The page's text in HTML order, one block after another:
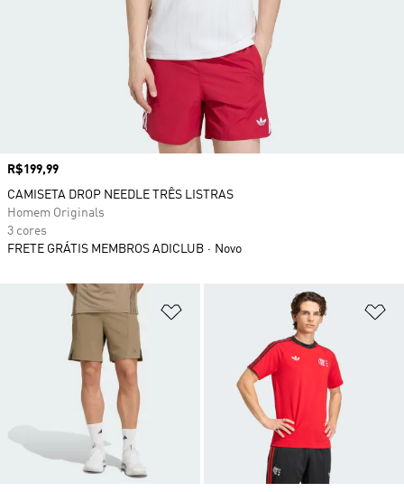
Adicionar à Lista de Desejos
Preço
R$199,99
CAMISETA DROP NEEDLE TRÊS LISTRAS
Homem Originals
3 cores
FRETE GRÁTIS MEMBROS ADICLUB
Novo